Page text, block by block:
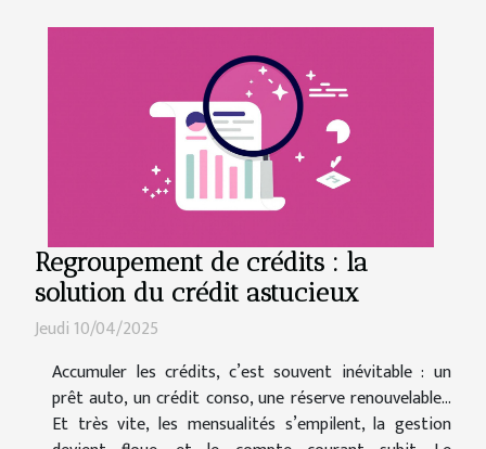
Regroupement de crédits : la
solution du crédit astucieux
Jeudi 10/04/2025
Accumuler les crédits, c’est souvent inévitable : un
prêt auto, un crédit conso, une réserve renouvelable…
Et très vite, les mensualités s’empilent, la gestion